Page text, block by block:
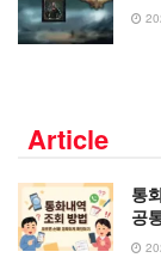
Article
통
공